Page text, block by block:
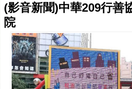
(影音新聞)中華209行善
院